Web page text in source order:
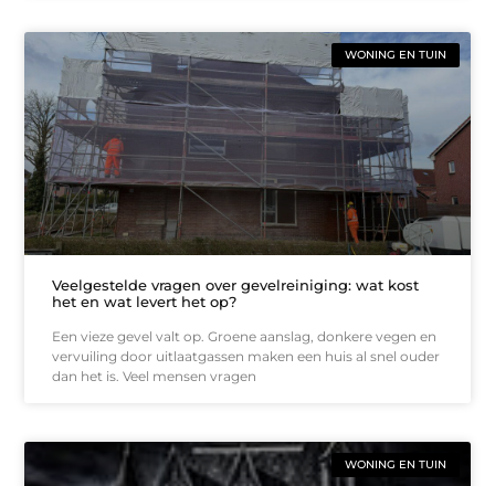
WONING EN TUIN
Veelgestelde vragen over gevelreiniging: wat kost
het en wat levert het op?
Een vieze gevel valt op. Groene aanslag, donkere vegen en
vervuiling door uitlaatgassen maken een huis al snel ouder
dan het is. Veel mensen vragen
WONING EN TUIN